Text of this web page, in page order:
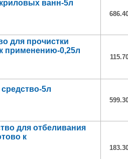
ванн-5л
для прочистки
применению-0,25л
5л
для отбеливания
к